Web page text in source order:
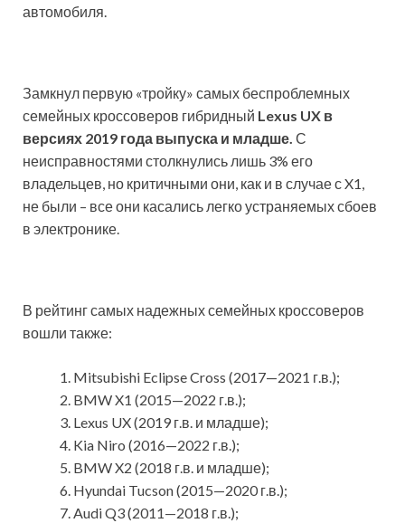
автомобиля.
Замкнул первую «тройку» самых беспроблемных
семейных кроссоверов гибридный Lexus UX в
версиях 2019 года выпуска и младше. С
неисправностями столкнулись лишь 3% его
владельцев, но критичными они, как и в случае с X1,
не были – все они касались легко устраняемых сбоев
в электронике.
В рейтинг самых надежных семейных кроссоверов
вошли также:
Mitsubishi Eclipse Cross (2017—2021 г.в.);
BMW X1 (2015—2022 г.в.);
Lexus UX (2019 г.в. и младше);
Kia Niro (2016—2022 г.в.);
BMW X2 (2018 г.в. и младше);
Hyundai Tucson (2015—2020 г.в.);
Audi Q3 (2011—2018 г.в.);